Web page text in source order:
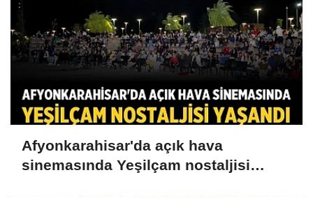
Afyonkarahisar'da açık hava
sinemasında Yeşilçam nostaljisi